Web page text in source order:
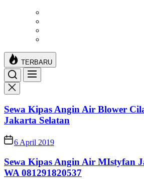
TERBARU
Sewa Kipas Angin Air Blower
Jakarta Selatan
6 April 2019
Sewa Kipas Angin Air MIstyfan
WA 081291820537